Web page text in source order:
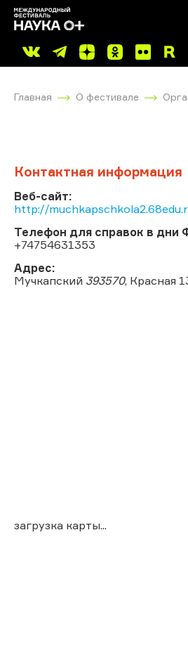
Главная О фестивале
Контактная информация
Веб-сайт:
http://
Телефон для справок в дни
+74754631353
Адрес:
Мучкапский 393570, Красная
загрузка карты...